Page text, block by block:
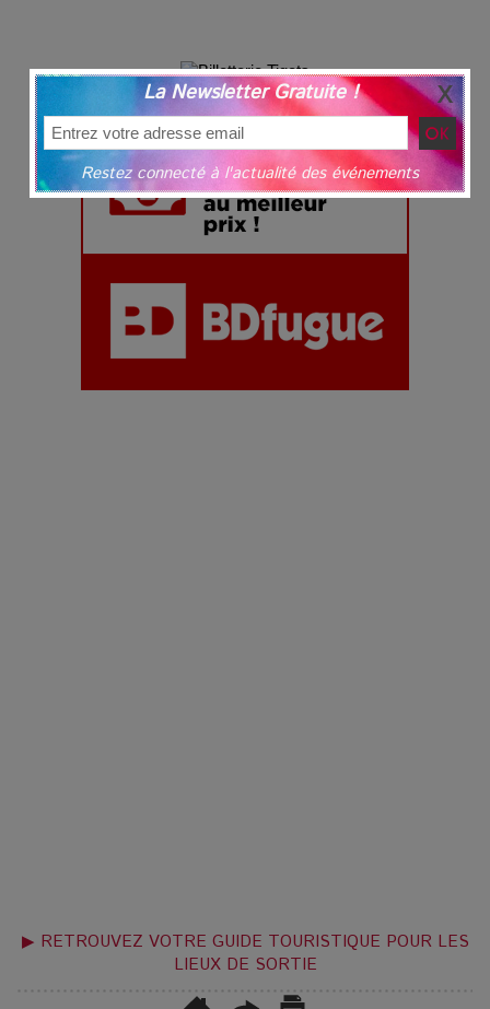
▶ RETROUVEZ VOTRE GUIDE TOURISTIQUE POUR LES
LIEUX DE SORTIE
La Newsletter Gratuite !
Restez connecté à l'actualité des événements